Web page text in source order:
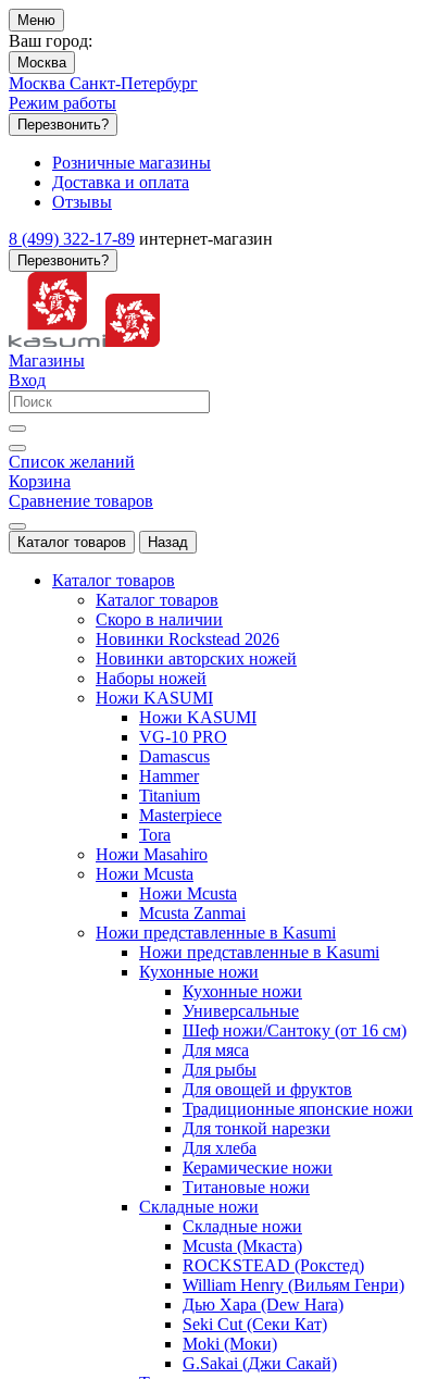
Меню
Ваш город:
Москва
Москва Санкт-Петербург
Режим работы
Перезвонить?
Розничные магазины
Доставка и оплата
Отзывы
8 (499) 322-17-89 интернет-магазин
Перезвонить?
Магазины
Вход
Список желаний
Корзина
Сравнение товаров
Каталог товаров Назад
Каталог товаров
Каталог товаров
Скоро в наличии
Новинки Rockstead 2026
Новинки авторских ножей
Наборы ножей
Ножи KASUMI
Ножи KASUMI
VG-10 PRO
Damascus
Hammer
Titanium
Masterpiece
Tora
Ножи Masahiro
Ножи Mcusta
Ножи Mcusta
Mcusta Zanmai
Ножи представленные в Kasumi
Ножи представленные в Kasumi
Кухонные ножи
Кухонные ножи
Универсальные
Шеф ножи/Сантоку (от 16 см)
Для мяса
Для рыбы
Для овощей и фруктов
Традиционные японские ножи
Для тонкой нарезки
Для хлеба
Керамические ножи
Титановые ножи
Складные ножи
Складные ножи
Mcusta (Мкаста)
ROCKSTEAD (Рокстед)
William Henry (Вильям Генри)
Дью Хара (Dew Hara)
Seki Cut (Секи Кат)
Moki (Моки)
G.Sakai (Джи Сакай)